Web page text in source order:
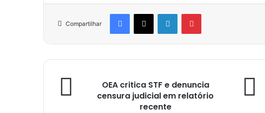
Compartilhar
Facebook
X LinkedinPinterest
OEA critica STF e denuncia
censura judicial em relatório
recente